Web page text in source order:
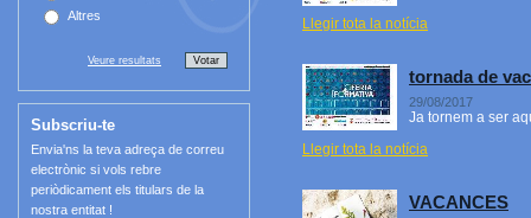
Altres
Veure resultats
Subscriu-te
Envia'ns la teva adreça de correu
electrònic si vols rebre
periòdicament els titulars de la
nostra entitat !
Llegir tota la notícia
tornada de
29/08/2017
Ja tornem a ser
Llegir tota la notícia
VACANCES